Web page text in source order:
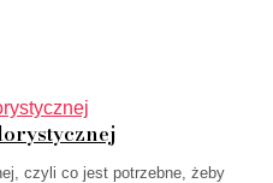
czyli co jest potrzebne, żeby